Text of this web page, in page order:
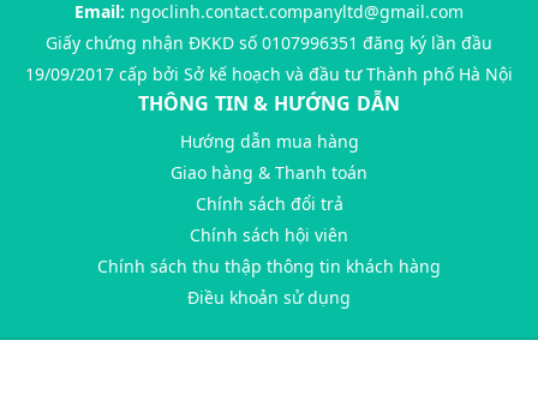
Email: ngoclinh.contact.companyltd@gmail.com
Giấy chứng nhận ĐKKD số 0107996351 đăng ký lần đầu
19/09/2017 cấp bởi Sở kế hoạch và đầu tư Thành phố Hà Nội
THÔNG TIN & HƯỚNG DẪN
Hướng dẫn mua hàng
Giao hàng & Thanh toán
Chính sách đổi trả
Chính sách hội viên
Chính sách thu thập thông tin khách hàng
Điều khoản sử dụng